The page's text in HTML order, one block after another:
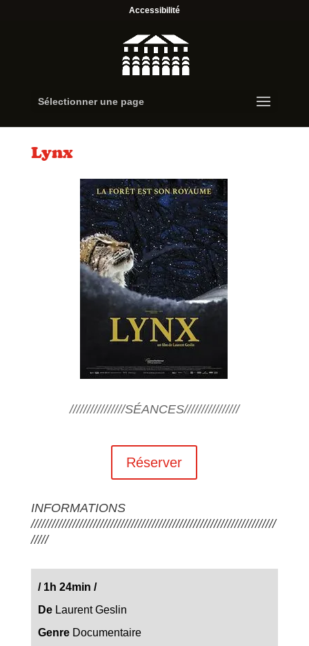
Accessibilité
Sélectionner une page
Lynx
////////////////SÉANCES////////////////
Réserver
INFORMATIONS
///////////////////////////////////////////////////////////////////////
/////
/1h 24min /
DeLaurent Geslin
GenreDocumentaire